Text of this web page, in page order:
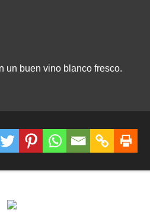
un buen vino blanco fresco.